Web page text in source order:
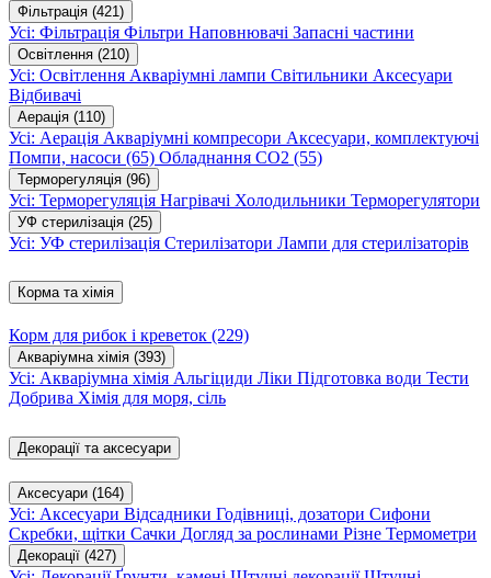
Фільтрація (421)
Усі: Фільтрація Фільтри Наповнювачі Запасні частини
Освітлення (210)
Усі: Освітлення Акваріумні лампи Світильники Аксесуари
Відбивачі
Аерація (110)
Усі: Аерація Акваріумні компресори Аксесуари, комплектуючі
Помпи, насоси (65) Обладнання CO2 (55)
Терморегуляція (96)
Усі: Терморегуляція Нагрівачі Холодильники Терморегулятори
УФ стерилізація (25)
Усі: УФ стерилізація Стерилізатори Лампи для стерилізаторів
Корма та хімія
Корм для рибок і креветок (229)
Акваріумна хімія (393)
Усі: Акваріумна хімія Альгіциди Ліки Підготовка води Тести
Добрива Хімія для моря, сіль
Декорації та аксесуари
Аксесуари (164)
Усі: Аксесуари Відсадники Годівниці, дозатори Сифони
Скребки, щітки Сачки Догляд за рослинами Різне Термометри
Декорації (427)